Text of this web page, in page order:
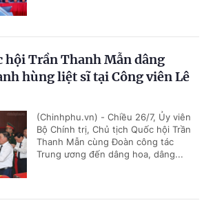
hội Trần Thanh Mẫn dâng
hùng liệt sĩ tại Công viên Lê
(Chinhphu.vn) - Chiều 26/7, Ủy viên
Bộ Chính trị, Chủ tịch Quốc hội Trần
Thanh Mẫn cùng Đoàn công tác
Trung ương đến dâng hoa, dâng...